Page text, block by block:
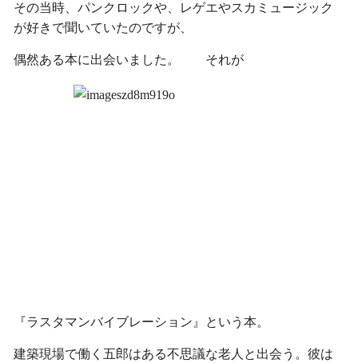
その当時、パンクロックや、レゲエやスカミュージック
が好きで聞いていたのですが、
偶然ある本に出会いました。 それが
『ラスタマンバイブレーション』という本。
建築現場で働く五郎はある不思議な老人と出会う。彼は